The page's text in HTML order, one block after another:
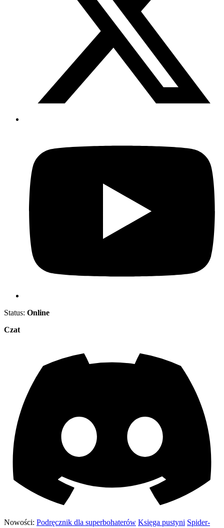
Status: Online
Czat
Nowości: Podręcznik dla superbohaterów Księga pustyni Spider-